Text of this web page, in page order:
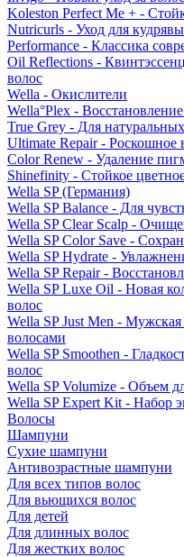
Koleston Perfect Me + -
Nutricurls - Уход для
Performance - Классика
Oil Reflections -
волос
Wella - Окислители
Wella°Plex -
True Grey - Для
Ultimate Repair - Роскошное
Color Renew - Удаление
Shinefinity - Стойкое
Wella SP (Германия)
Wella SP Balance - Для
Wella SP Clear Scalp -
Wella SP Color Save -
Wella SP Hydrate -
Wella SP Repair -
Wella SP Luxe Oil - Новая
волос
Wella SP Just Men - Мужская
волосами
Wella SP Smoothen -
волос
Wella SP Volumize - Объем
Wella SP Expert Kit - Набор
Волосы
Шампуни
Сухие шампуни
Антивозрастные шампуни
Для всех типов волос
Для вьющихся волос
Для детей
Для длинных волос
Для жестких волос